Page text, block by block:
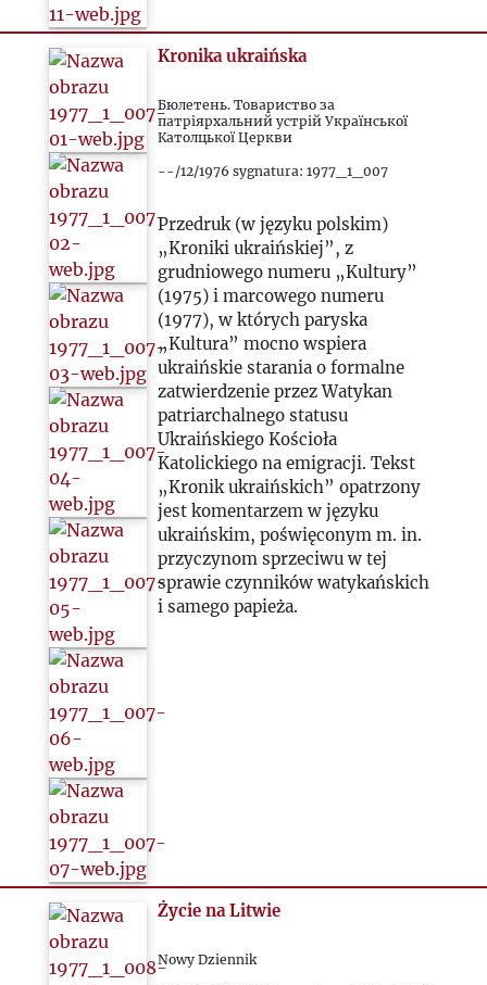
Kronika ukraińska
Бюлетень. Товариство за
патріярхальний устрій Української
Католцької Церкви
--/12/1976 sygnatura: 1977_1_007
Przedruk (w języku polskim)
„Kroniki ukraińskiej”, z
grudniowego numeru „Kultury”
(1975) i marcowego numeru
(1977), w których paryska
„Kultura” mocno wspiera
ukraińskie starania o formalne
zatwierdzenie przez Watykan
patriarchalnego statusu
Ukraińskiego Kościoła
Katolickiego na emigracji. Tekst
„Kronik ukraińskich” opatrzony
jest komentarzem w języku
ukraińskim, poświęconym m. in.
przyczynom sprzeciwu w tej
sprawie czynników watykańskich
i samego papieża.
Życie na Litwie
Nowy Dziennik